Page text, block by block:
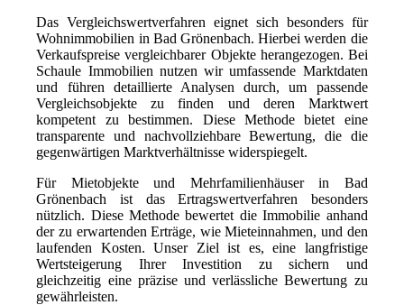
Das Vergleichswertverfahren eignet sich besonders für
Wohnimmobilien in Bad Grönenbach. Hierbei werden die
Verkaufspreise vergleichbarer Objekte herangezogen. Bei
Schaule Immobilien nutzen wir umfassende Marktdaten
und führen detaillierte Analysen durch, um passende
Vergleichsobjekte zu finden und deren Marktwert
kompetent zu bestimmen. Diese Methode bietet eine
transparente und nachvollziehbare Bewertung, die die
gegenwärtigen Marktverhältnisse widerspiegelt.
Für Mietobjekte und Mehrfamilienhäuser in Bad
Grönenbach ist das Ertragswertverfahren besonders
nützlich. Diese Methode bewertet die Immobilie anhand
der zu erwartenden Erträge, wie Mieteinnahmen, und den
laufenden Kosten. Unser Ziel ist es, eine langfristige
Wertsteigerung Ihrer Investition zu sichern und
gleichzeitig eine präzise und verlässliche Bewertung zu
gewährleisten.